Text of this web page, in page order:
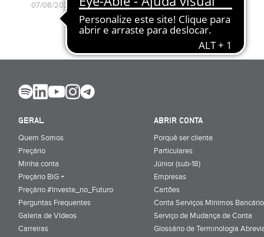
07/08/2026 13:20
GERAL
Quem Somos
Preçário
Minha conta
Preçário BiG +
Preçário #Investe_no_Futuro
Perguntas Frequentes
Galeria de Vídeos
Carreiras
ABRIR CONTA
Porquê ser cliente
Particulares
Júnior (sub-18)
Empresas
Cartões
Conta Serviços Mínimos
Serviço de Mudança de Conta
Glossário de Terminologia